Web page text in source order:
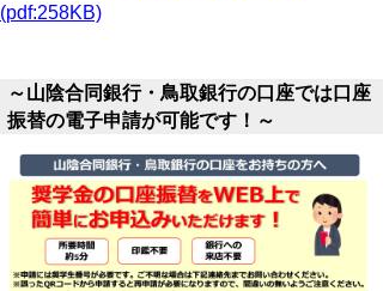
(pdf:258KB)
～山陰合同銀行・鳥取銀行の口座では口座
振替の電子申請が可能です！～